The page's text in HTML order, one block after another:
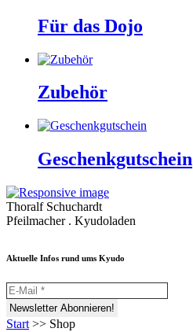
Für das Dojo
Zubehör
Geschenkgutschein
Thoralf Schuchardt
Pfeilmacher . Kyudoladen
Aktuelle Infos rund ums Kyudo
Start >> Shop